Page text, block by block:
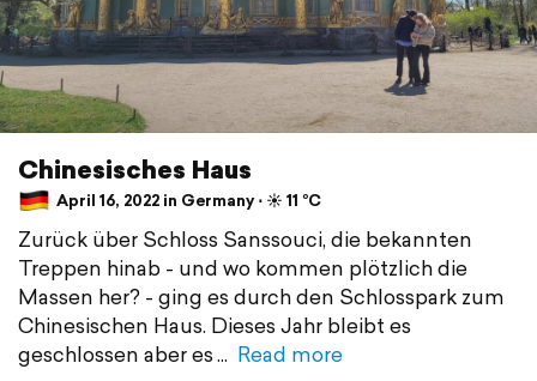
Chinesisches Haus
April 16, 2022 in Germany ⋅ ☀️ 11 °C
Zurück über Schloss Sanssouci, die bekannten
Treppen hinab - und wo kommen plötzlich die
Massen her? - ging es durch den Schlosspark zum
Chinesischen Haus. Dieses Jahr bleibt es
geschlossen aber es
Read more